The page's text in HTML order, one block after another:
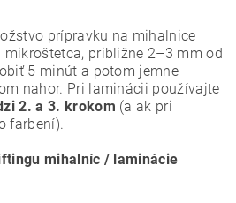
prípravku na mihalnice
približne 2–3 mm od
5 minút a potom jemne
nahor. Pri laminácii používajte
2. a 3. krokom (a ak pri
farbení).
mihalníc / laminácie